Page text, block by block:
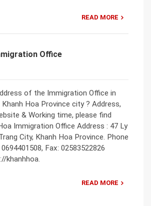
READ MORE
Office
of the Immigration Office in
Khanh Hoa Province city ? Address,
& Working time, please find
Immigration Office Address : 47 Ly
City, Khanh Hoa Province. Phone
Fax: 02583522826
khanhhoa.
READ MORE